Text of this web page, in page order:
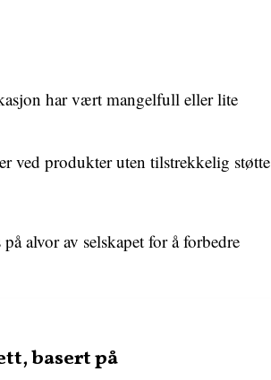
har vært mangelfull eller lite
ved produkter uten tilstrekkelig støtte
alvor av selskapet for å forbedre
basert på